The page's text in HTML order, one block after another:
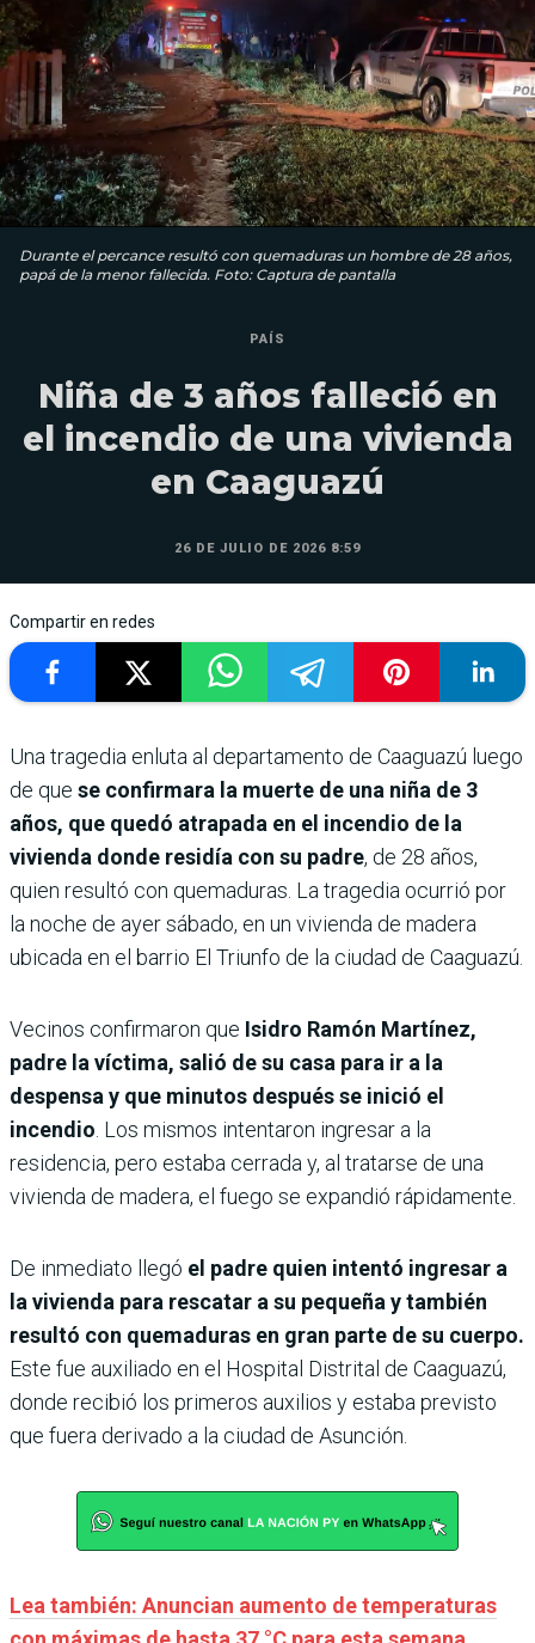
Durante el percance resultó con quemaduras un hombre de 28 años,
papá de la menor fallecida. Foto: Captura de pantalla
PAÍS
Niña de 3 años falleció en
el incendio de una vivienda
en Caaguazú
26 DE JULIO DE 2026 8:59
Compartir en redes
Una tragedia enluta al departamento de Caaguazú luego
de que se confirmara la muerte de una niña de 3
años, que quedó atrapada en el incendio de la
vivienda donde residía con su padre, de 28 años,
quien resultó con quemaduras. La tragedia ocurrió por
la noche de ayer sábado, en un vivienda de madera
ubicada en el barrio El Triunfo de la ciudad de Caaguazú.
Vecinos confirmaron que Isidro Ramón Martínez,
padre la víctima, salió de su casa para ir a la
despensa y que minutos después se inició el
incendio . Los mismos intentaron ingresar a la
residencia, pero estaba cerrada y, al tratarse de una
vivienda de madera, el fuego se expandió rápidamente.
De inmediato llegó el padre quien intentó ingresar a
la vivienda para rescatar a su pequeña y también
resultó con quemaduras en gran parte de su cuerpo.
Este fue auxiliado en el Hospital Distrital de Caaguazú,
donde recibió los primeros auxilios y estaba previsto
que fuera derivado a la ciudad de Asunción.
Lea también: Anuncian aumento de temperaturas